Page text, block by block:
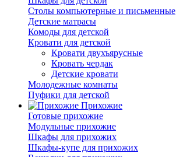
Столы компьютерные и письменные
Детские матрасы
Комоды для детской
Кровати для детской
Кровати двухъярусные
Кровать чердак
Детские кровати
Молодежные комнаты
Пуфики для детской
Прихожие
Готовые прихожие
Модульные прихожие
Шкафы для прихожих
Шкафы-купе для прихожих